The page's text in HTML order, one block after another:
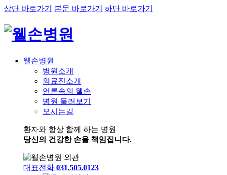
상단 바로가기 본문 바로가기 하단 바로가기
웰손병원
병원소개
의료진소개
언론속의 웰손
병원 둘러보기
오시는길
환자와 항상 함께 하는 병원
당신의 건강한 손을 책임집니다.
대표전화 031.505.0123